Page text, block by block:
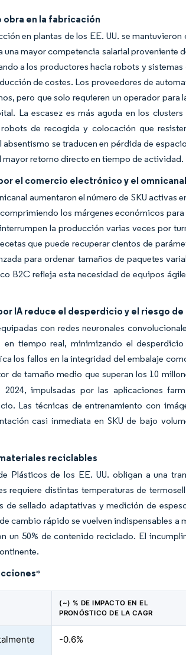
obra en la fabricación
en plantas de los EE. UU. se
una mayor competencia salarial proveniente
a los productores hacia robots y
de costes. Los proveedores de
pero que solo requieren un operador
La escasez es más aguda en los
de recogida y colocación que
se traducen en pérdida de
mayor retorno directo en tiempo de actividad.
el comercio electrónico y el omnicanal
aumentaron el número de SKU
los márgenes económicos
la producción varias veces por
que puede recuperar cientos de
para ordenar tamaños de paquetes
B2C refleja esta necesidad de equipos
IA reduce el desperdicio y el riesgo
con redes neuronales
en tiempo real, minimizando el
los fallos en la integridad del embalaje
de tamaño medio que superan los 10
2024, impulsadas por las aplicaciones
Las técnicas de entrenamiento con
casi inmediata en SKU de bajo
reciclables
Plásticos de los EE. UU. obligan a una
requiere distintas temperaturas de
de sellado adaptativas y medición de
cambio rápido se vuelven indispensables a
un 50% de contenido reciclado. El
*
(~) % DE IMPACTO EN EL
PRONÓSTICO DE LA CAGR
-0.6%